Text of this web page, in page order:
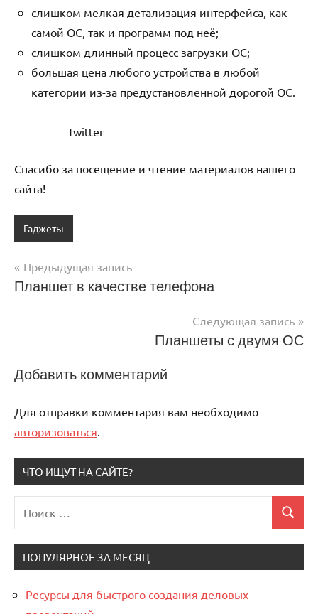
слишком мелкая детализация интерфейса, как
самой ОС, так и программ под неё;
слишком длинный процесс загрузки ОС;
большая цена любого устройства в любой
категории из-за предустановленной дорогой ОС.
Twitter
Спасибо за посещение и чтение материалов нашего
сайта!
Гаджеты
Навигация
Предыдущая запись
Планшет в качестве телефона
Следующая запись
Планшеты с двумя ОС
Добавить комментарий
Для отправки комментария вам необходимо
авторизоваться
ЧТО ИЩУТ НА САЙТЕ?
для:
Поиск
ПОПУЛЯРНОЕ ЗА МЕСЯЦ
Ресурсы для быстрого создания деловых